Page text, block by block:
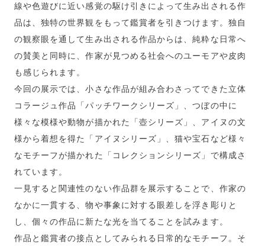
線や色遊びに近い感覚の駆け引きによって生み出される作
品は、独特の世界観をもって鑑賞者を引きつけます。独自
の観察眼を通して生み出される作品からは、純粋な日常へ
の賛美と同時に、作家が見つめる社会へのユーモアや皮肉
も感じられます。
今回の展示では、小さな作品が組み合わさってできた立体
コラージュ作品「パッチワークシリーズ」、つぼの中に
様々な模様や動物が描かれた「壺シリーズ」、アイヌの文
様から着想を得た「アイヌシリーズ」、猫や宝石など様々
なモチーフが描かれた「コレクションシリーズ」で構成さ
れています。
一見すると関連性のない作品群を展示することで、作家の
なかに一貫する、物や事象に対する眼差しを浮き彫りと
し、個々の作品に新たな光を当てることを試みます。
作品と鑑賞者の接点としてみられる日常的なモチーフ。そ